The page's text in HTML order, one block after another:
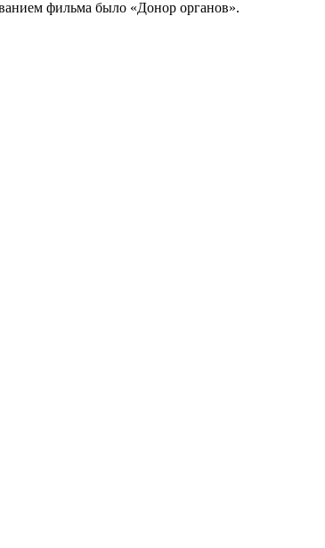
фильма было «Донор органов».